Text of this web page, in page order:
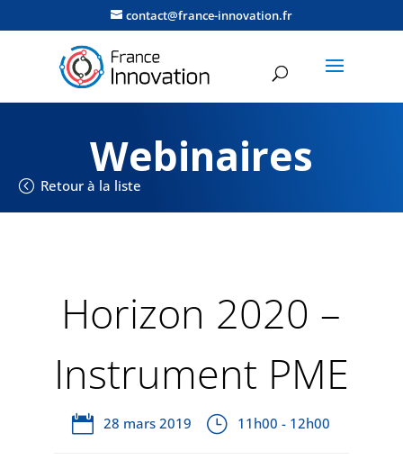
contact@france-innovation.fr
Webinaires
Retour à la liste
Horizon 2020 –
Instrument PME
28 mars 2019 11h00 - 12h00